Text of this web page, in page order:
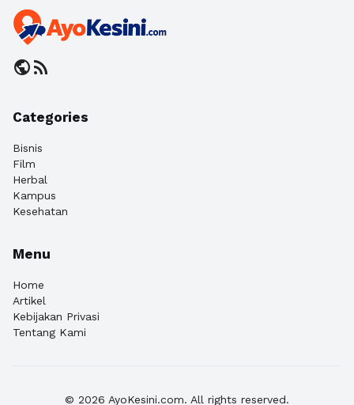
publicrss_feed
Categories
Bisnis
Film
Herbal
Kampus
Kesehatan
Menu
Home
Artikel
Kebijakan Privasi
Tentang Kami
© 2026 AyoKesini.com. All rights reserved.